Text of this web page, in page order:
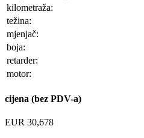
kilometraža:
težina:
mjenjač:
boja:
retarder:
motor:
cijena (bez PDV-a)
EUR 30,678